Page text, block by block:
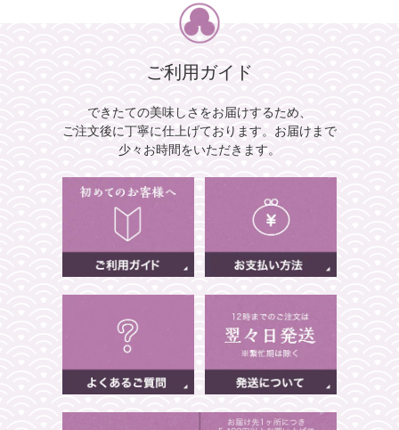
ご利用ガイド
できたての美味しさをお届けするため、
ご注文後に丁寧に仕上げております。 お届けまで
少々お時間をいただきます。